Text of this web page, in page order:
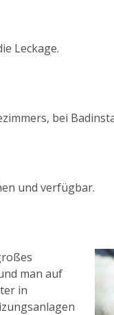
Leckage.
bei
und verfügbar.
man auf
in